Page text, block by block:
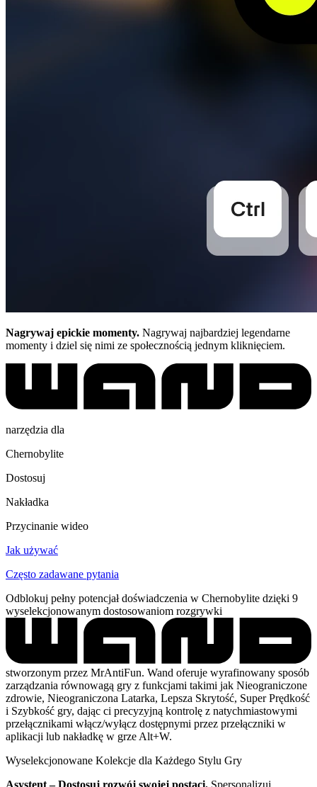
Nagrywaj epickie momenty. Nagrywaj najbardziej legendarne
momenty i dziel się nimi ze społecznością jednym kliknięciem.
narzędzia dla
Chernobylite
Dostosuj
Nakładka
Przycinanie wideo
Jak używać
Często zadawane pytania
Odblokuj pełny potencjał doświadczenia w Chernobylite dzięki 9
wyselekcjonowanym dostosowaniom rozgrywki
stworzonym przez MrAntiFun. Wand oferuje wyrafinowany sposób
zarządzania równowagą gry z funkcjami takimi jak Nieograniczone
zdrowie, Nieograniczona Latarka, Lepsza Skrytość, Super Prędkość
i Szybkość gry, dając ci precyzyjną kontrolę z natychmiastowymi
przełącznikami włącz/wyłącz dostępnymi przez przełączniki w
aplikacji lub nakładkę w grze Alt+W.
Wyselekcjonowane Kolekcje dla Każdego Stylu Gry
Asystent – Dostosuj rozwój swojej postaci. Spersonalizuj